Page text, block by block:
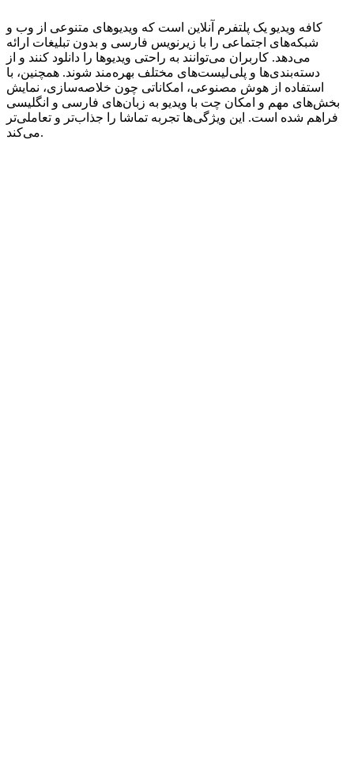
کافه ویدیو یک پلتفرم آنلاین است که ویدیوهای متنوعی از وب و
شبکه‌های اجتماعی را با زیرنویس فارسی و بدون تبلیغات ارائه
می‌دهد. کاربران می‌توانند به راحتی ویدیوها را دانلود کنند و از
دسته‌بندی‌ها و پلی‌لیست‌های مختلف بهره‌مند شوند. همچنین، با
استفاده از هوش مصنوعی، امکاناتی چون خلاصه‌سازی، نمایش
بخش‌های مهم و امکان چت با ویدیو به زبان‌های فارسی و انگلیسی
فراهم شده است. این ویژگی‌ها تجربه تماشا را جذاب‌تر و تعاملی‌تر
می‌کند.